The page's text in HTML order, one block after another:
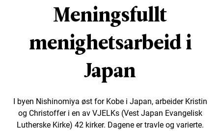
Meningsfullt
menighetsarbeid i
Japan
I byen Nishinomiya øst for Kobe i Japan, arbeider Kristin
og Christoffer i en av VJELKs (Vest Japan Evangelisk
Lutherske Kirke) 42 kirker. Dagene er travle og varierte.